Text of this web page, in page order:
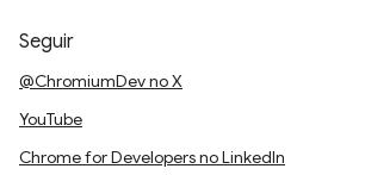
Seguir
@ChromiumDev no X
YouTube
Chrome for Developers no LinkedIn